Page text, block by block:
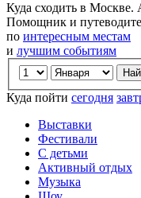
Куда сходить в
Помощник и
по интересным местам
и лучшим событиям
Куда пойти сегодня
Выставки
Фестивали
С детьми
Активный отдых
Музыка